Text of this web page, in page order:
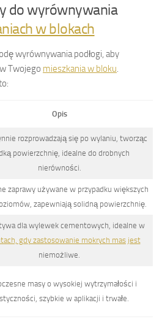
do wyrównywania
w blokach
wyrównywania podłogi, aby
Twojego mieszkania w bloku.
Opis
rozprowadzają się po wylaniu, tworząc
powierzchnię, idealne do drobnych
nierówności.
zaprawy używane w przypadku większych
zapewniają solidną powierzchnię.
dla wylewek cementowych, idealne w
gdy zastosowanie mokrych mas jest
niemożliwe.
masy o wysokiej wytrzymałości i
szybkie w aplikacji i trwałe.